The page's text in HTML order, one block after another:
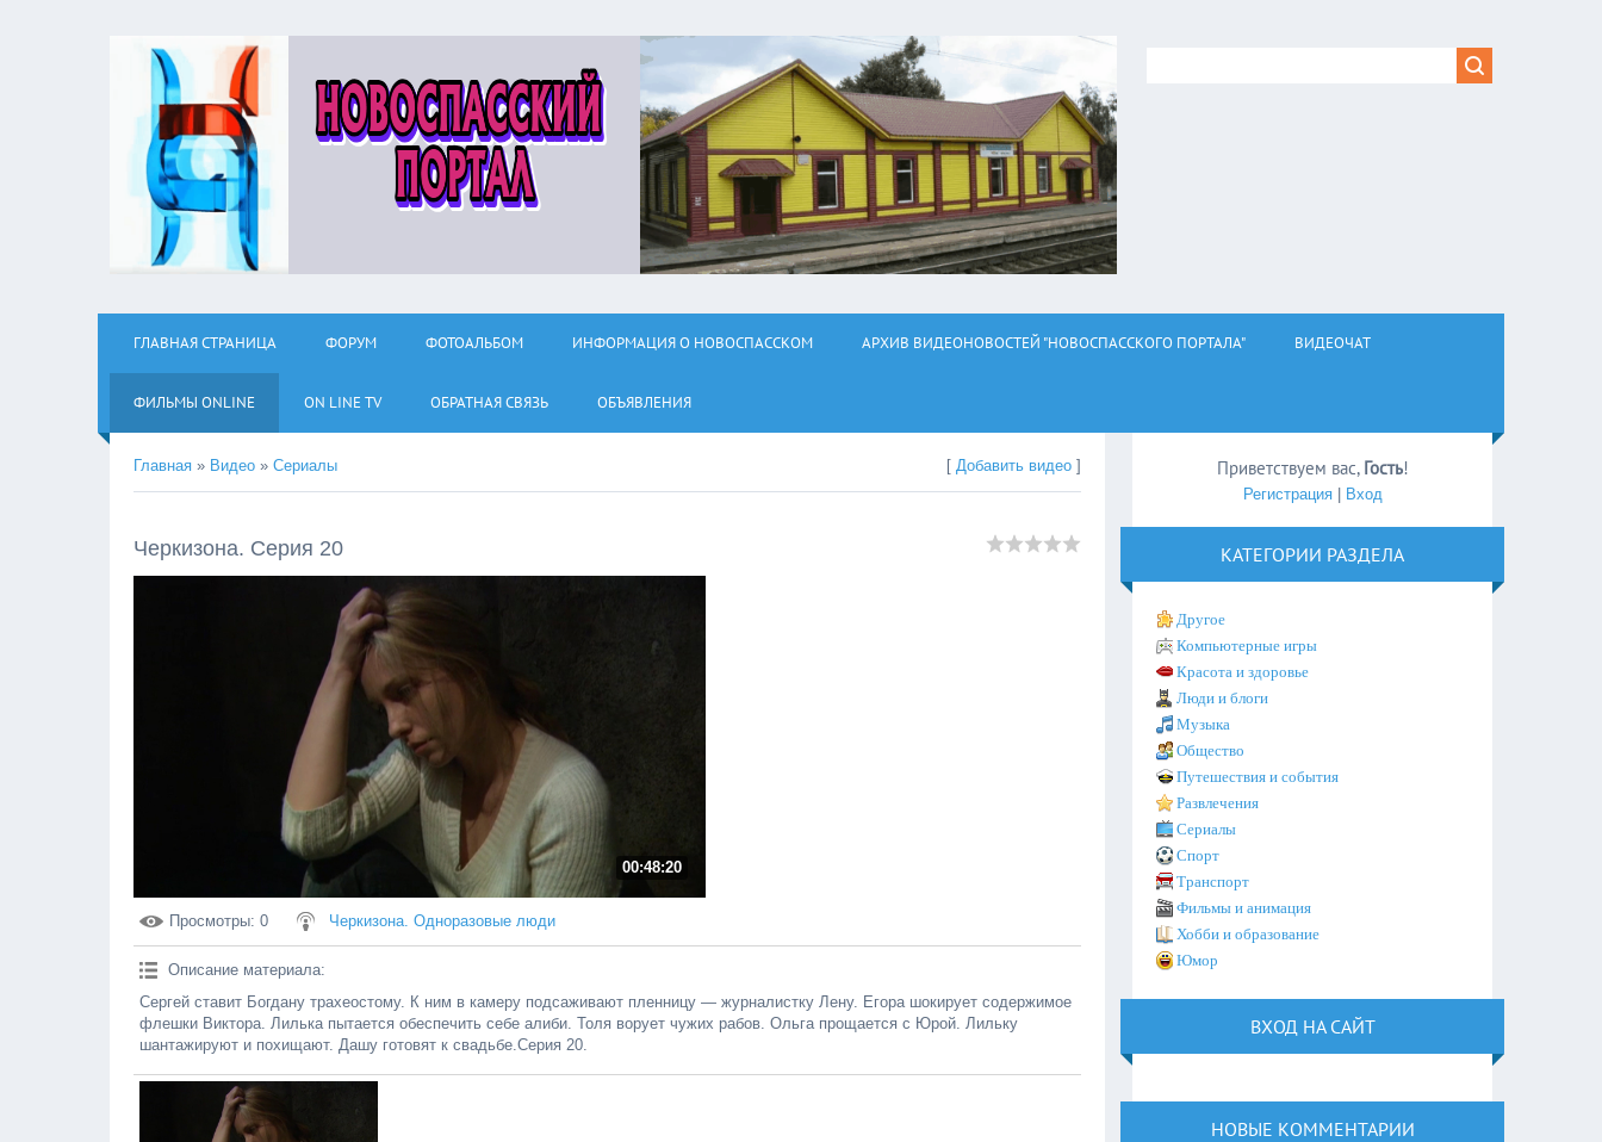
ГЛАВНАЯ СТРАНИЦА ФОРУМ ФОТОАЛЬБОМ ИНФОРМАЦИЯ О НОВОСПАССКОМ АРХИВ ВИДЕОНОВОСТЕЙ "НОВОСПАССКОГО ПОРТАЛА" ВИДЕОЧАТ
ФИЛЬМЫ ОNLINE ON LINE TV ОБРАТНАЯ СВЯЗЬ ОБЪЯВЛЕНИЯ
Главная » Видео » Сериалы [Добавить видео ]
Черкизона. Серия 20
00:48:20
Просмотры: 0 Черкизона. Одноразовые люди
Описание материала:
Сергей ставит Богдану трахеостому. К ним в камеру подсаживают пленницу — журналистку Лену. Егора шокирует содержимое
флешки Виктора. Лилька пытается обеспечить себе алиби. Толя ворует чужих рабов. Ольга прощается с Юрой. Лильку
шантажируют и похищают. Дашу готовят к свадьбе.Серия 20.
Приветствуем вас, Гость!
Регистрация| Вход
КАТЕГОРИИ РАЗДЕЛА
Другое
Компьютерные игры
Красота и здоровье
Люди и блоги
Музыка
Общество
Путешествия и события
Развлечения
Сериалы
Спорт
Транспорт
Фильмы и анимация
Хобби и образование
Юмор
ВХОД НА САЙТ
НОВЫЕ КОММЕНТАРИИ